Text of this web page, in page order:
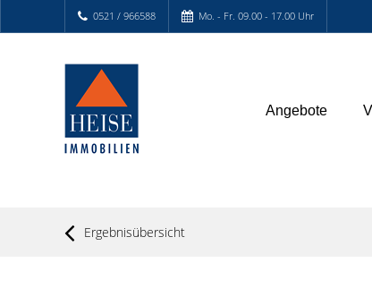
0521 / 966588 Mo. - Fr. 09.00 - 17.00 Uhr
Angebote
Ergebnisübersicht